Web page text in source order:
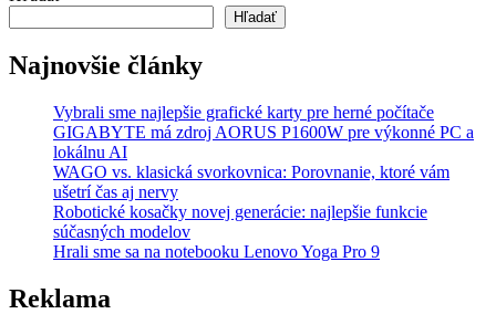
Hľadať
Najnovšie články
Vybrali sme najlepšie grafické karty pre herné počítače
GIGABYTE má zdroj AORUS P1600W pre výkonné PC a
lokálnu AI
WAGO vs. klasická svorkovnica: Porovnanie, ktoré vám
ušetrí čas aj nervy
Robotické kosačky novej generácie: najlepšie funkcie
súčasných modelov
Hrali sme sa na notebooku Lenovo Yoga Pro 9
Reklama